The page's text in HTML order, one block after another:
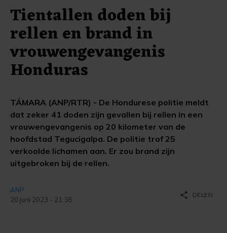
Tientallen doden bij
rellen en brand in
vrouwengevangenis
Honduras
TÁMARA (ANP/RTR) - De Hondurese politie meldt
dat zeker 41 doden zijn gevallen bij rellen in een
vrouwengevangenis op 20 kilometer van de
hoofdstad Tegucigalpa. De politie trof 25
verkoolde lichamen aan. Er zou brand zijn
uitgebroken bij de rellen.
ANP
20 juni 2023 - 21:38
share DELEN